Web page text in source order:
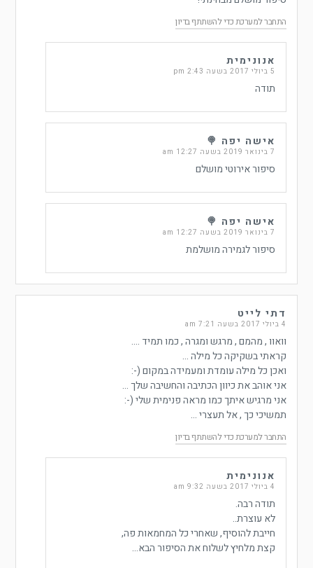
התחבר למערכת כדי להשתתף בדיון
אנונימית
5 ביולי 2017 בשעה 2:43 pm
תודה
אישה יפה 🍭
7 בינואר 2019 בשעה 12:27 am
סיפור אירוטי מושלם
אישה יפה 🍭
7 בינואר 2019 בשעה 12:27 am
סיפור לגמירה מושלמת
דתי לייט
4 ביולי 2017 בשעה 7:21 am
וואוו , מהמם , מרגש ומגרה , כמו תמיד ….
קראתי בשקיקה כל מילה …
ואכן כל מילה עומדת ומעמידה במקום (-:
אני אוהב את כיוון הכתיבה והחשיבה שלך …
אני מרגיש איתך כמו מראה פנימית שלי (-:
תמשיכי כך , אל תעצרי …
התחבר למערכת כדי להשתתף בדיון
אנונימית
4 ביולי 2017 בשעה 9:32 am
תודה רבה.
לא עוצרת..
חייבת להוסיף, שאחרי כל המחמאות פה,
קצת מלחיץ לשלוח את הסיפור הבא…